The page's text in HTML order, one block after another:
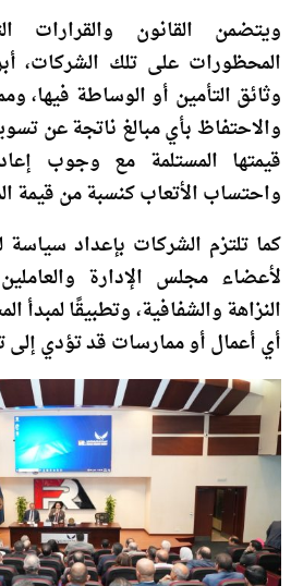
ويتضمن القانون والقرارات
المحظورات على تلك الشركات،
وثائق التأمين أو الوساطة فيها،
والاحتفاظ بأي مبالغ ناتجة عن
قيمتها المستلمة مع وجوب
واحتساب الأتعاب كنسبة من قيمة
كما تلتزم الشركات بإعداد
لأعضاء مجلس الإدارة
النزاهة والشفافية، وتطبيقًا لمبدأ
أي أعمال أو ممارسات قد تؤدي